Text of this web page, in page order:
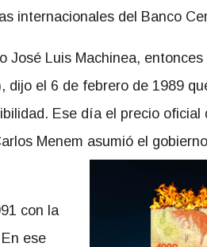
internacionales del Banco
José Luis Machinea, entonces
dijo el 6 de febrero de 1989
Ese día el precio oficial
Menem asumió el
con la
ese